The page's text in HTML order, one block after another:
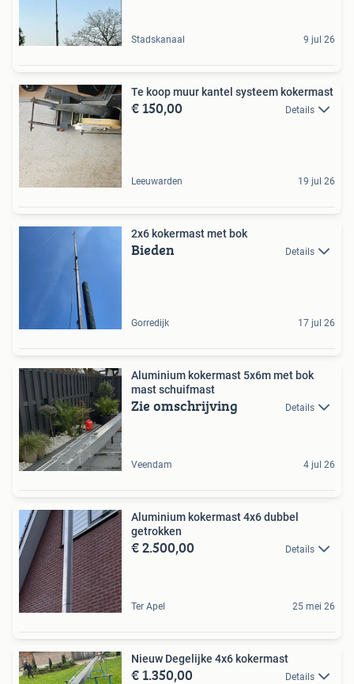
Stadskanaal 9 jul 26
Te koop muur kantel systeem kokermast
€ 150,00 Details
Leeuwarden 19 jul 26
2x6 kokermast met bok
Bieden Details
Gorredijk 17 jul 26
Aluminium kokermast 5x6m met bok
mast schuifmast
Zie omschrijving Details
Veendam 4 jul 26
Aluminium kokermast 4x6 dubbel
getrokken
€ 2.500,00 Details
Ter Apel 25 mei 26
Nieuw Degelijke 4x6 kokermast
€ 1.350,00 Details